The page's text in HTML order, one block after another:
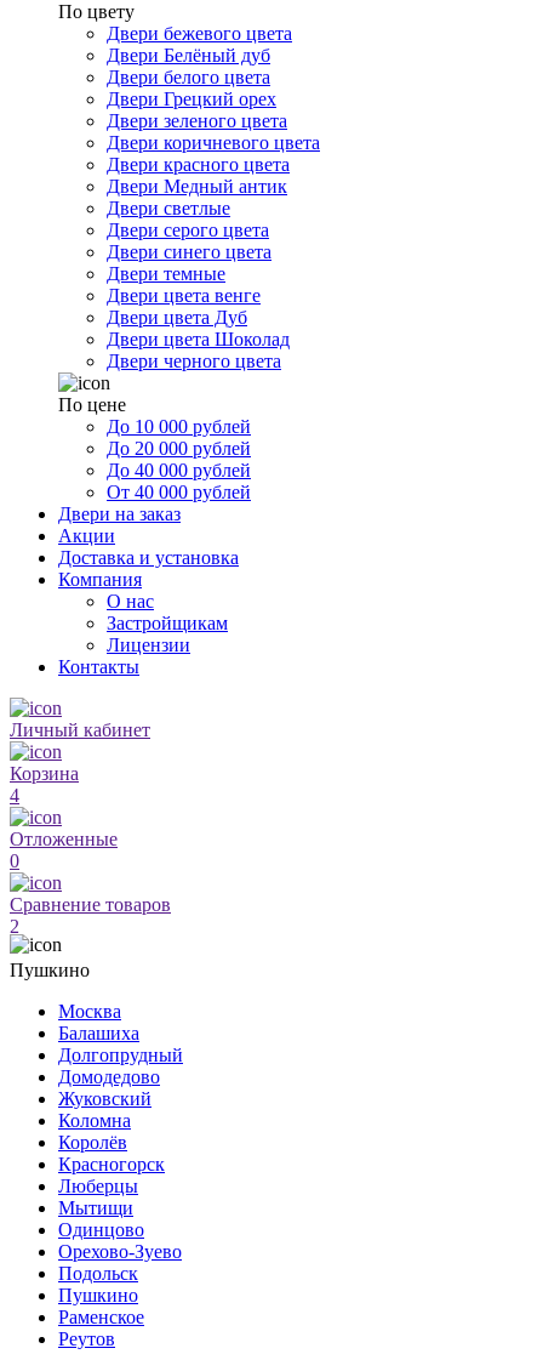
По цвету
Двери бежевого цвета
Двери Белёный дуб
Двери белого цвета
Двери Грецкий орех
Двери зеленого цвета
Двери коричневого цвета
Двери красного цвета
Двери Медный антик
Двери светлые
Двери серого цвета
Двери синего цвета
Двери темные
Двери цвета венге
Двери цвета Дуб
Двери цвета Шоколад
Двери черного цвета
По цене
До 10 000 рублей
До 20 000 рублей
До 40 000 рублей
От 40 000 рублей
Двери на заказ
Акции
Доставка и установка
Компания
О нас
Застройщикам
Лицензии
Контакты
Личный кабинет
Корзина
4
Отложенные
0
Сравнение товаров
2
Пушкино
Москва
Балашиха
Долгопрудный
Домодедово
Жуковский
Коломна
Королёв
Красногорск
Люберцы
Мытищи
Одинцово
Орехово-Зуево
Подольск
Пушкино
Раменское
Реутов